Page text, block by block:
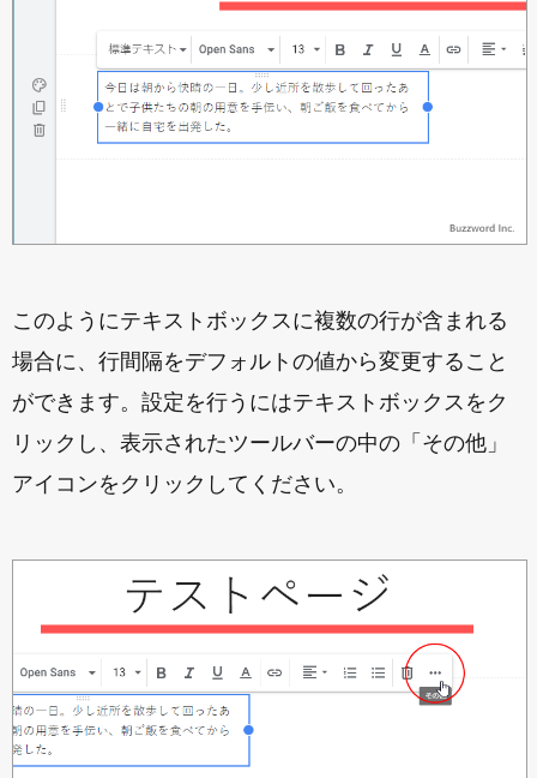
このようにテキストボックスに複数の行が含まれる
場合に、行間隔をデフォルトの値から変更すること
ができます。設定を行うにはテキストボックスをク
リックし、表示されたツールバーの中の「その他」
アイコンをクリックしてください。